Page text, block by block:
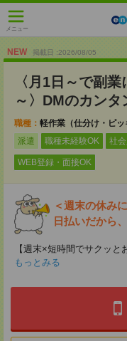
メニュー
NEW 掲載日 :2026/08/05
〈月1日～で副
～〉DMのカンタ
職種： 軽作業（仕分け・ピッ
派遣
職種未経験OK 社
WEB登録・面接OK
＜週末の休み
日払いだから
【週末×短時間でサクッ
もっとみる